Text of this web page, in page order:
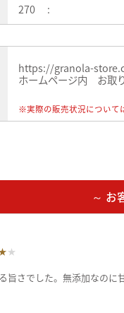
270 :
https://granola-
ホームページ内 お取
※実際の販売状況について
～ お
★
旨さでした。無添加なの